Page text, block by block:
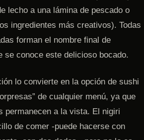
lecho a una lámina de pescado o
ingredientes más creativos). Todas
forman el nombre final de
se conoce este delicioso bocado.
lo convierte en la opción de sushi
de cualquier menú, ya que
permanecen a la vista. El nigiri
de comer -puede hacerse con